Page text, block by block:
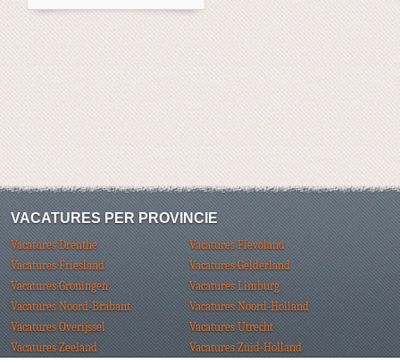
VACATURES PER PROVINCIE
Vacatures Drenthe
Vacatures Flevoland
Vacatures Friesland
Vacatures Gelderland
Vacatures Groningen
Vacatures Limburg
Vacatures Noord-Brabant
Vacatures Noord-Holland
Vacatures Overijssel
Vacatures Utrecht
Vacatures Zeeland
Vacatures Zuid-Holland